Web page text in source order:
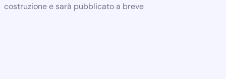
costruzione e sarà pubblicato a breve